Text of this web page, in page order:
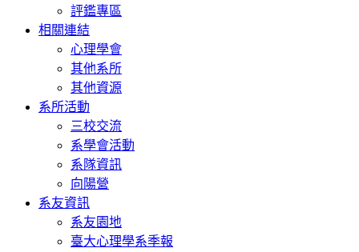
評鑑專區
相關連結
心理學會
其他系所
其他資源
系所活動
三校交流
系學會活動
系隊資訊
向陽營
系友資訊
系友園地
臺大心理學系季報